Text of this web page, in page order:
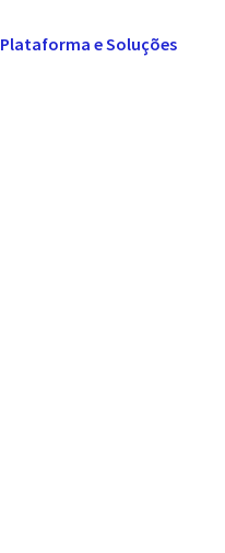
Plataforma e Soluções